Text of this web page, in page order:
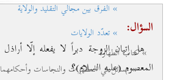
السؤال:
هل إتيان الزوجة دبراً لا يفعله إلّا
المعصوم (عليه السلام)؟
» الفرق بين مجالي التقليد والولاية
» تعدّد الولايات
» كتاب الطهارة
» مسائل في المطهّرات والنجاسات وأحكامهما